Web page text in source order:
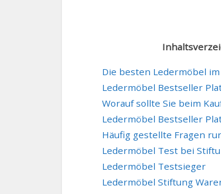
Die besten Ledermöbel
Ledermöbel Bestseller
Worauf sollte Sie beim
Ledermöbel Bestseller
Häufig gestellte Fragen
Ledermöbel Test bei
Ledermöbel Testsieger
Ledermöbel Stiftung